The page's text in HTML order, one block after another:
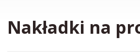
Nakładki na